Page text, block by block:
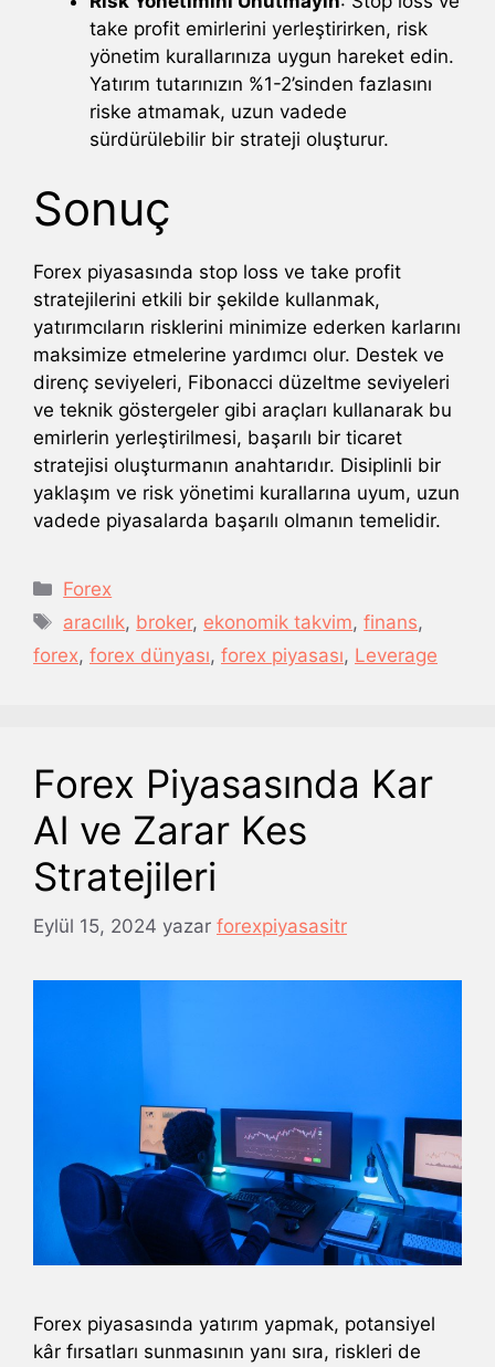
take profit emirlerini yerleştirirken, risk
yönetim kurallarınıza uygun hareket edin.
Yatırım tutarınızın %1-2’sinden fazlasını
riske atmamak, uzun vadede
sürdürülebilir bir strateji oluşturur.
Sonuç
Forex piyasasında stop loss ve take profit
stratejilerini etkili bir şekilde kullanmak,
yatırımcıların risklerini minimize ederken karlarını
maksimize etmelerine yardımcı olur. Destek ve
direnç seviyeleri, Fibonacci düzeltme seviyeleri
ve teknik göstergeler gibi araçları kullanarak bu
emirlerin yerleştirilmesi, başarılı bir ticaret
stratejisi oluşturmanın anahtarıdır. Disiplinli bir
yaklaşım ve risk yönetimi kurallarına uyum, uzun
vadede piyasalarda başarılı olmanın temelidir.
Kategoriler
Forex
Etiketler
aracılık, broker, ekonomik takvim,finans,
forex, forex dünyası, forex piyasası, Leverage
Forex Piyasasında Kar
Al ve Zarar Kes
Stratejileri
Eylül 15, 2024 yazar forexpiyasasitr
Forex piyasasında yatırım yapmak, potansiyel
kâr fırsatları sunmasının yanı sıra, riskleri de